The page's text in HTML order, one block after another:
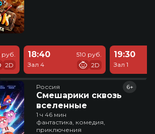
руб.
2D
18:40
Зал 4
510 руб.
2D
19:30
Зал 1
Россия
Смешарики сквозь
вселенные
6+
1 ч 46 мин
фантастика, комедия,
приключения